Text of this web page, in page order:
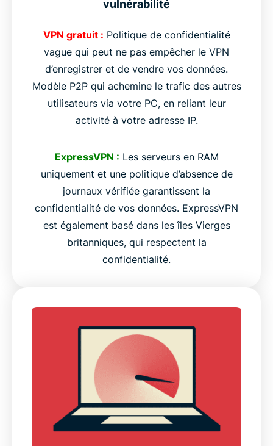
vulnérabilité
VPN gratuit : Politique de confidentialité
vague qui peut ne pas empêcher le VPN
d’enregistrer et de vendre vos données.
Modèle P2P qui achemine le trafic des autres
utilisateurs via votre PC, en reliant leur
activité à votre adresse IP.
ExpressVPN : Les serveurs en RAM
uniquement et une politique d’absence de
journaux vérifiée garantissent la
confidentialité de vos données. ExpressVPN
est également basé dans les îles Vierges
britanniques, qui respectent la
confidentialité.